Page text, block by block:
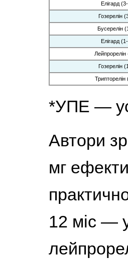
Елігард
Гозерелін
Бусерелін
Елігард
Гозерелін
*УПЕ —
Автори
мг
12 міс —